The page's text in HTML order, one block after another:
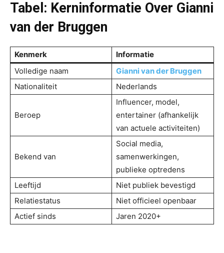
Tabel: Kerninformatie Over Gianni
van der Bruggen
Kenmerk
Informatie
Volledige naam
Gianni van der Bruggen
Nationaliteit
Nederlands
Beroep
Influencer, model,
entertainer (afhankelijk
van actuele activiteiten)
Bekend van
Social media,
samenwerkingen,
publieke optredens
Leeftijd
Niet publiek bevestigd
Relatiestatus
Niet officieel openbaar
Actief sinds
Jaren 2020+